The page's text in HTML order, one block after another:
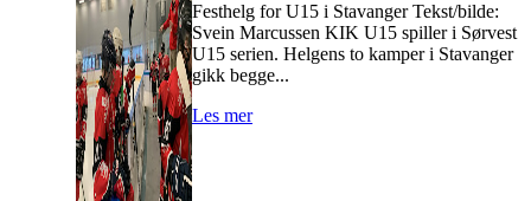
Festhelg for U15 i Stavanger Tekst/bilde:
Svein Marcussen KIK U15 spiller i Sørvest
U15 serien. Helgens to kamper i Stavanger
gikk begge...
Les mer